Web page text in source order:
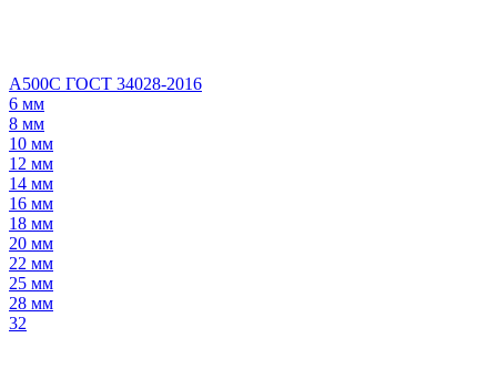
А500С ГОСТ 34028-2016
6 мм
8 мм
10 мм
12 мм
14 мм
16 мм
18 мм
20 мм
22 мм
25 мм
28 мм
32